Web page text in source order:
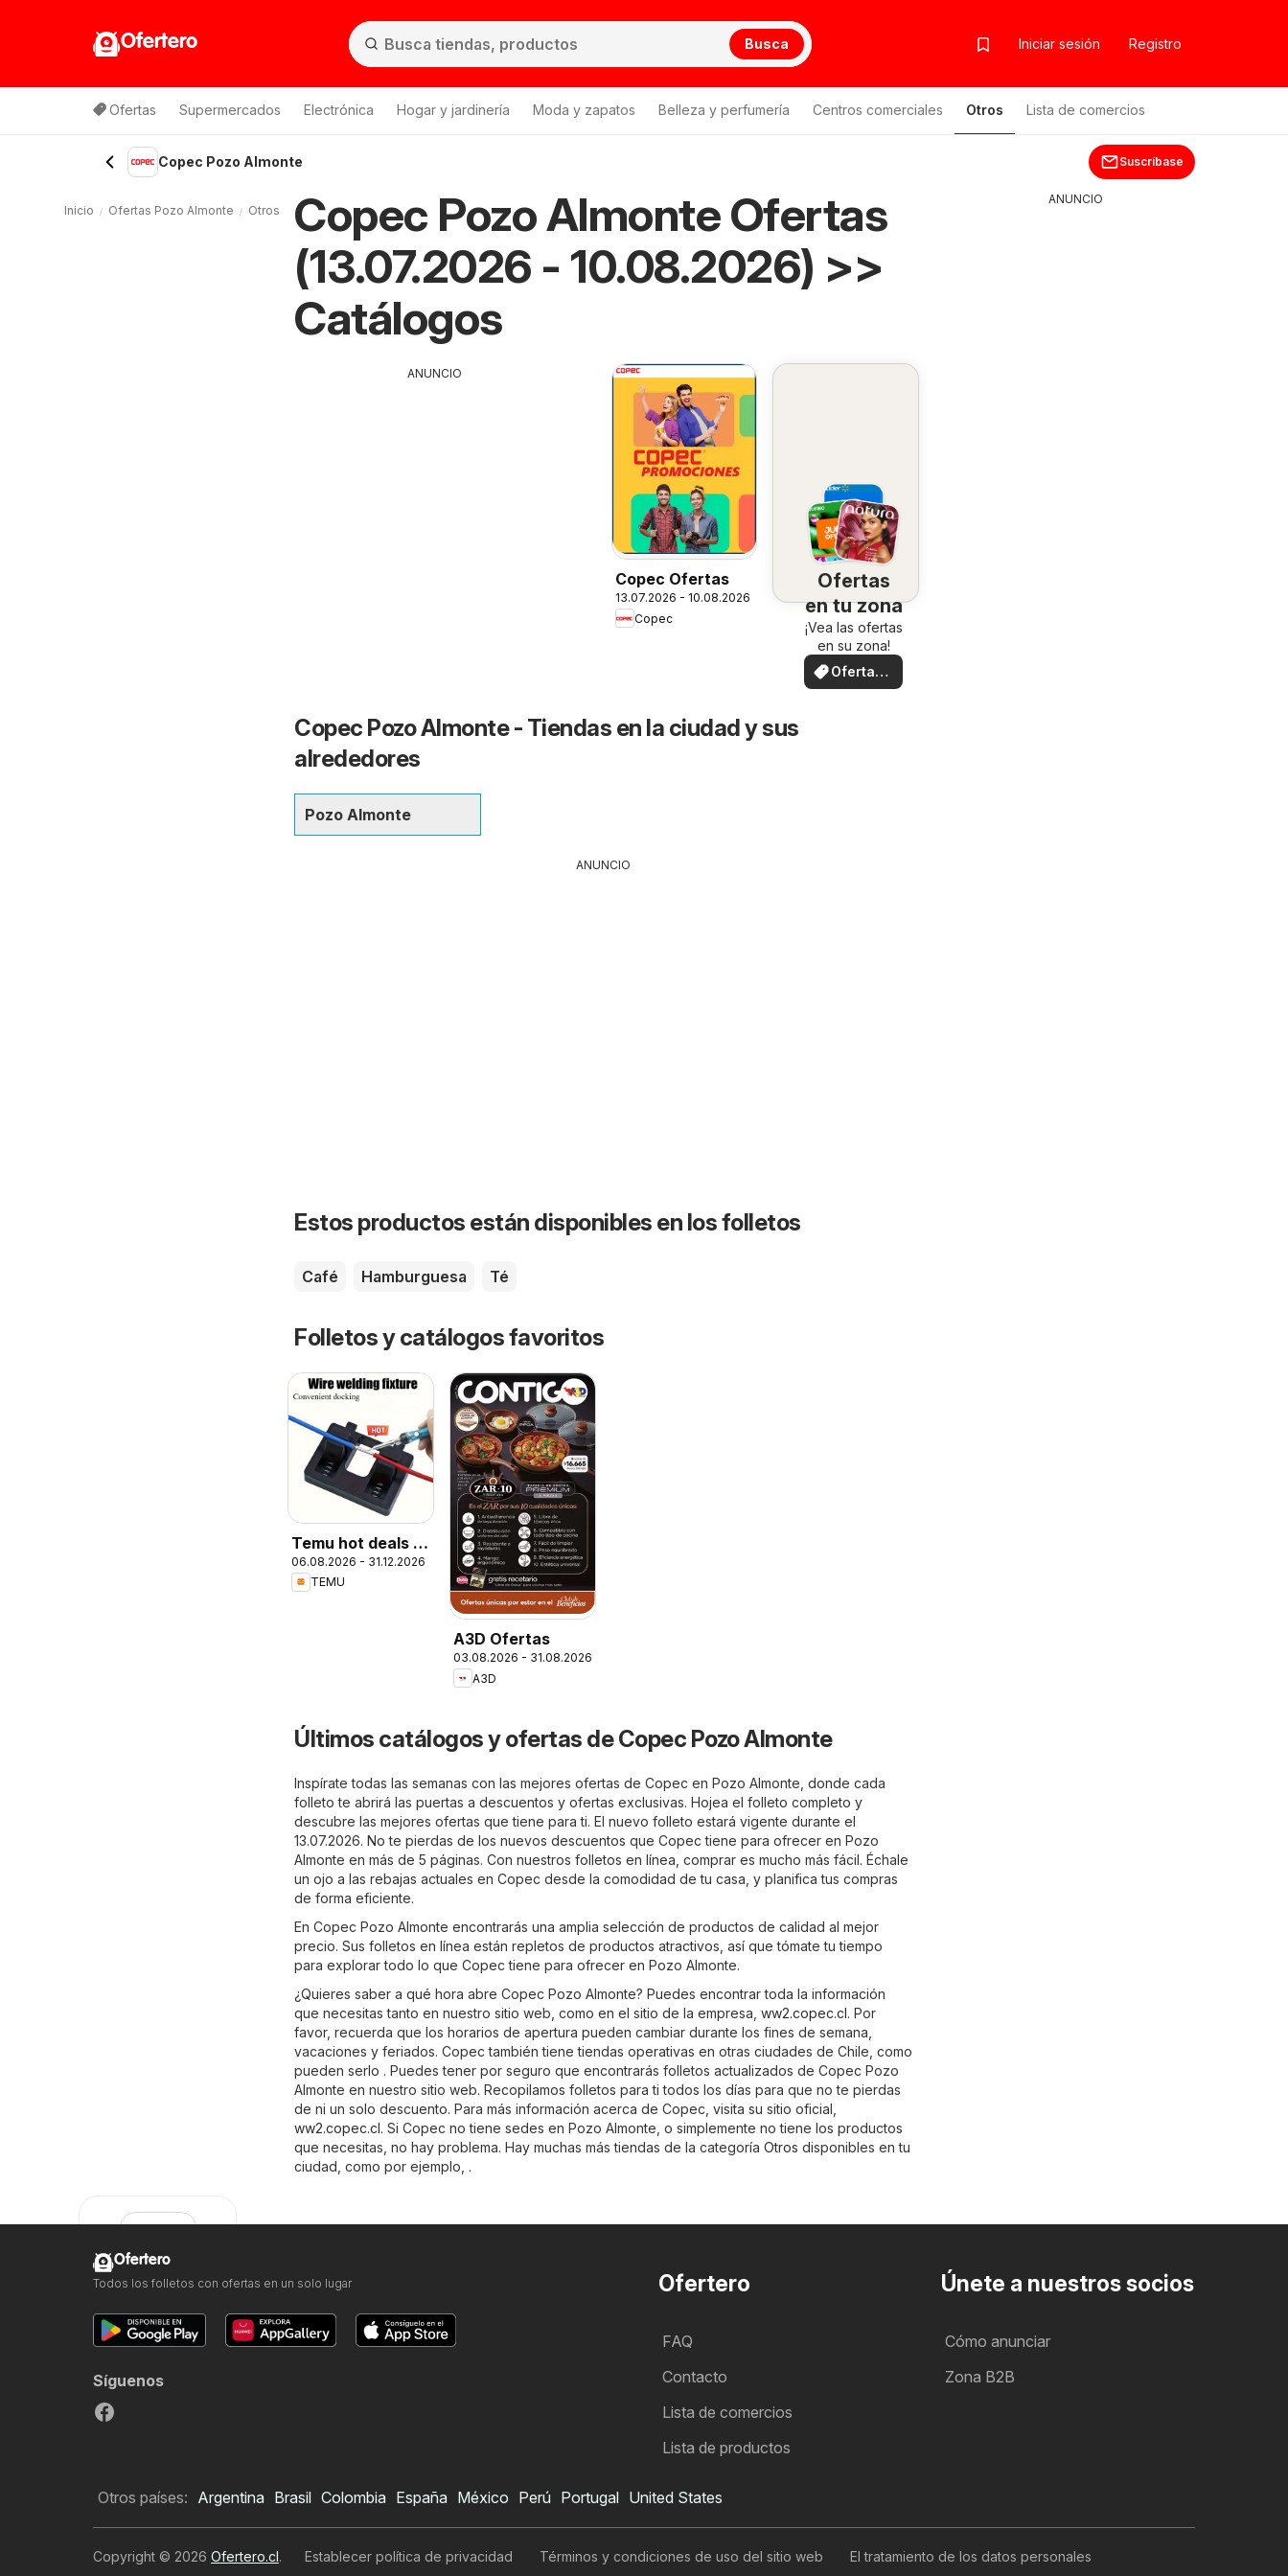
Ofertero Busca Iniciar sesión Registro
Ofertas Supermercados Electrónica Hogar y jardinería Moda y zapatos Belleza y perfumería Centros comerciales Otros Lista de comercios
Lista de productos
Copec Pozo Almonte Suscríbase
Copec Pozo Almonte Ofertas
(13.07.2026 - 10.08.2026) >>
Catálogos
ANUNCIO
Copec Ofertas
13.07.2026 - 10.08.2026
Copec
Ofertas
en tu zona
¡Vea las ofertas
en su zona!
Ofertas
locales
Copec Pozo Almonte - Tiendas en la ciudad y sus
alrededores
Pozo Almonte
ANUNCIO
Estos productos están disponibles en los folletos
Café Hamburguesa Té
Folletos y catálogos favoritos
Temu hot deals –
Chile
06.08.2026 - 31.12.2026
TEMU
A3D Ofertas
03.08.2026 - 31.08.2026
A3D
Últimos catálogos y ofertas de Copec Pozo Almonte
Inspírate todas las semanas con las mejores ofertas de Copec en Pozo Almonte, donde cada
folleto te abrirá las puertas a descuentos y ofertas exclusivas. Hojea el folleto completo y
descubre las mejores ofertas que tiene para ti. El nuevo folleto estará vigente durante el
13.07.2026. No te pierdas de los nuevos descuentos que Copec tiene para ofrecer en Pozo
Almonte en más de 5 páginas. Con nuestros folletos en línea, comprar es mucho más fácil. Échale
un ojo a las rebajas actuales en Copec desde la comodidad de tu casa, y planifica tus compras
de forma eficiente.
En Copec Pozo Almonte encontrarás una amplia selección de productos de calidad al mejor
precio. Sus folletos en línea están repletos de productos atractivos, así que tómate tu tiempo
para explorar todo lo que Copec tiene para ofrecer en Pozo Almonte.
¿Quieres saber a qué hora abre Copec Pozo Almonte? Puedes encontrar toda la información
que necesitas tanto en nuestro sitio web, como en el sitio de la empresa, ww2.copec.cl. Por
favor, recuerda que los horarios de apertura pueden cambiar durante los fines de semana,
vacaciones y feriados. Copec también tiene tiendas operativas en otras ciudades de Chile, como
pueden serlo . Puedes tener por seguro que encontrarás folletos actualizados de Copec Pozo
Almonte en nuestro sitio web. Recopilamos folletos para ti todos los días para que no te pierdas
de ni un solo descuento. Para más información acerca de Copec, visita su sitio oficial,
ww2.copec.cl. Si Copec no tiene sedes en Pozo Almonte, o simplemente no tiene los productos
que necesitas, no hay problema. Hay muchas más tiendas de la categoría Otros disponibles en tu
ciudad, como por ejemplo, .
Inicio Ofertas Pozo Almonte Otros Pozo Almonte Copec Pozo Almonte
Quiero
ANUNCIO
Ofertero
FAQ
Contacto
Lista de comercios
Lista de productos
Únete a nuestros socios
Cómo anunciar
Zona B2B
Ofertero
Todos los folletos con ofertas en un solo lugar
Síguenos
Otros países: Argentina Brasil Colombia España México Perú Portugal United States
Copyright © 2026 Ofertero.cl. Establecer política de privacidad Términos y condiciones de uso del sitio web El tratamiento de los datos personales